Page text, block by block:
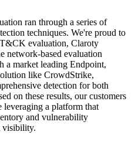
ran through a series of
techniques. We're proud to
evaluation, Claroty
network-based evaluation
a market leading Endpoint,
like CrowdStrike,
detection for both
on these results, our customers
leveraging a platform that
and vulnerability
visibility.